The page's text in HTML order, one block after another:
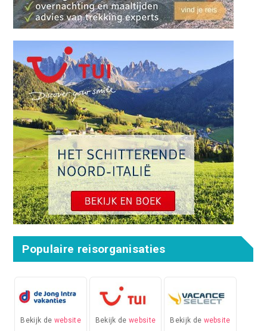
Populaire reisorganisaties
Bekijk de website Bekijk dewebsite Bekijk de website